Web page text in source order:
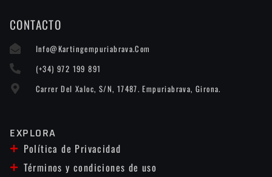
CONTACTO
Info@kartingempuriabrava.com
(+34) 972 199 891
Carrer Del Xaloc, S/n, 17487. Empuriabrava, Girona.
EXPLORA
Política de Privacidad
Términos y condiciones de uso